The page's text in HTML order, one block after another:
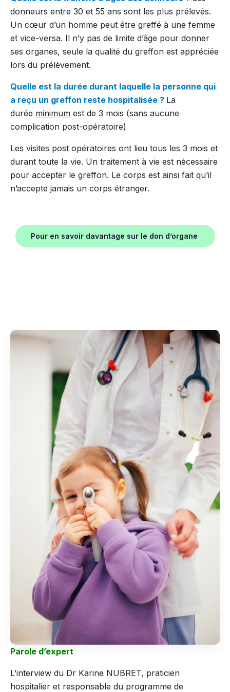
donneurs entre 30 et 55 ans sont les plus prélevés.
Un cœur d’un homme peut être greffé à une femme
et vice-versa. Il n’y pas de limite d’âge pour donner
ses organes, seule la qualité du greffon est appréciée
lors du prélèvement.
Quelle est la durée durant laquelle la personne qui
a reçu un greffon reste hospitalisée ? La
durée minimum est de 3 mois (sans aucune
complication post-opératoire)
Les visites post opératoires ont lieu tous les 3 mois et
durant toute la vie. Un traitement à vie est nécessaire
pour accepter le greffon. Le corps est ainsi fait qu’il
n’accepte jamais un corps étranger.
Pour en savoir davantage sur le don d’organe
Parole d’expert
L’interview du Dr Karine NUBRET, praticien
hospitalier et responsable du programme de